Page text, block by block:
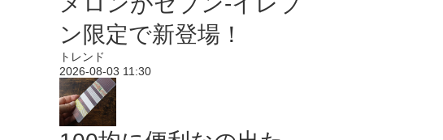
ン限定で新登場！
トレンド
2026-08-03 11:30